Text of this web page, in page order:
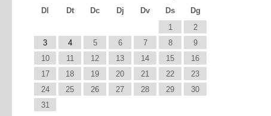
Dl
Dt Dc Dj Dv Ds
Dg
1
2
3
4 5 6 7 8
9
10
11 12 13 14 15
16
17
18 19 20 21 22
23
24
25 26 27 28 29
30
31